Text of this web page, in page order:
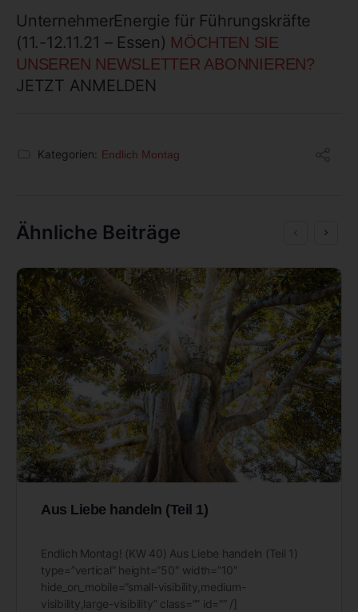
UnternehmerEnergie für Führungskräfte
(11.-12.11.21 – Essen) MÖCHTEN SIE
UNSEREN NEWSLETTER ABONNIEREN?
JETZT ANMELDEN
Kategorien: Endlich Montag
Ähnliche Beiträge
Aus Liebe handeln (Teil 1)
Endlich Montag! (KW 40) Aus Liebe handeln (Teil 1)
type=”vertical” height=”50″ width=”10″
hide_on_mobile=”small-visibility,medium-
visibility,large-visibility” class=”” id=”” /]